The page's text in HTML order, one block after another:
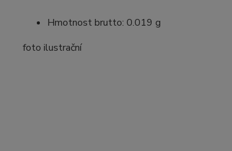
Hmotnost brutto: 0.019 g
foto ilustrační